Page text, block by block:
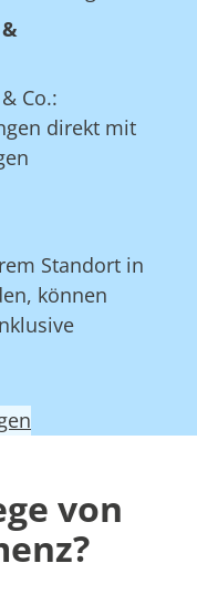
Co.:
direkt mit
Standort in
können
von